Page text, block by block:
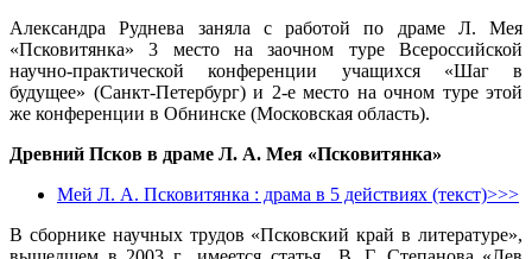
Александра Руднева заняла с работой по драме Л. Мея
«Псковитянка» 3 место на заочном туре Всероссийской
научно-практической конференции учащихся «Шаг в
будущее» (Санкт-Петербург) и 2-е место на очном туре этой
же конференции в Обнинске (Московская область).
Древний Псков в драме Л. А. Мея «Псковитянка»
Мей Л. А. Псковитянка : драма в 5 действиях (текст)>>>
В сборнике научных трудов «Псковский край в литературе»,